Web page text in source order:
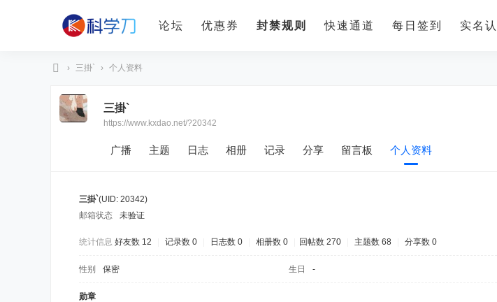
论坛 优惠券 封禁规则 快速通道 每日签到 实名
学
› 三掛` › 个人资料
三掛`
https://www.kxdao.net/?20342
广播 主题 日志 相册 记录 分享 留言板 个人资料
三掛`(UID: 20342)
邮箱状态
未验证
统计信息 好友数 12 记录数 0 日志数 0 相册数 0 回帖数 270 主题数 68 分享数 0
性别 保密 生日 -
勋章